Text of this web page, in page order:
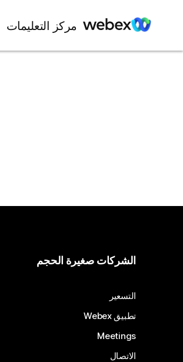
مركز التعليمات
الشركات صغيرة الحجم
التسعير
تطبيق Webex
Meetings
الاتصال